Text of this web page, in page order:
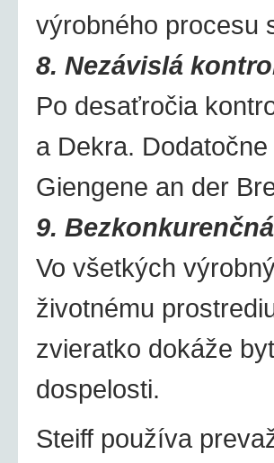
výrobného procesu
8. Nezávislá
Po desaťročia
a Dekra.
Giengene an der
9.
Vo všetkých
životnému
zvieratko dokáže
dospelosti.
Steiff používa